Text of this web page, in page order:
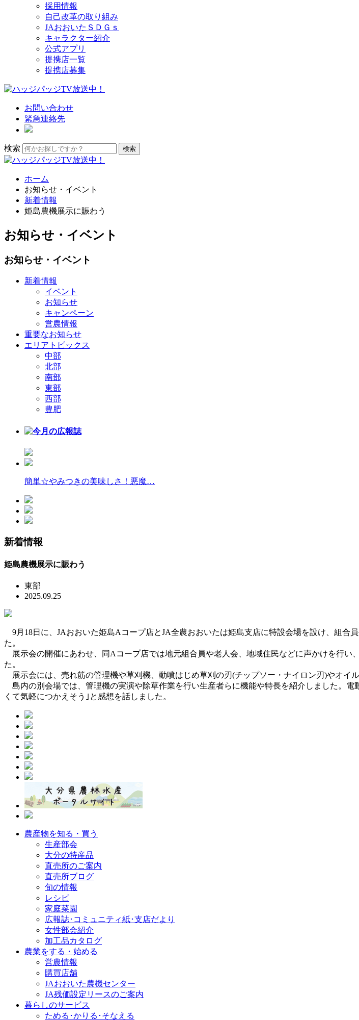
採用情報
自己改革の取り組み
JAおおいたＳＤＧｓ
キャラクター紹介
公式アプリ
提携店一覧
提携店募集
お問い合わせ
緊急連絡先
検索
ホーム
お知らせ・イベント
新着情報
姫島農機展示に賑わう
お知らせ・イベント
お知らせ・イベント
新着情報
イベント
お知らせ
キャンペーン
営農情報
重要なお知らせ
エリアトピックス
中部
北部
南部
東部
西部
豊肥
簡単☆やみつきの美味しさ！悪魔…
新着情報
姫島農機展示に賑わう
東部
2025.09.25
9月18日に、JAおおいた姫島Aコープ店とJA全農おおいたは姫島支店に特設会場を設け、組合
た。
展示会の開催にあわせ、同Aコープ店では地元組合員や老人会、地域住民などに声かけを行い
た。
展示会には、売れ筋の管理機や草刈機、動噴はじめ草刈の刃(チップソー・ナイロン刃)やオイ
島内の別会場では、管理機の実演や除草作業を行い生産者らに機能や特長を紹介しました。
くて気軽につかえそう｣と感想を話しました。
農産物を知る・買う
生産部会
大分の特産品
直売所のご案内
直売所ブログ
旬の情報
レシピ
家庭菜園
広報誌･コミュニティ紙･支店だより
女性部会紹介
加工品カタログ
農業をする・始める
営農情報
購買店舗
JAおおいた農機センター
JA残価設定リースのご案内
暮らしのサービス
ためる･かりる･そなえる